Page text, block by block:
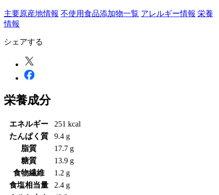
主要原産地情報 不使用食品添加物一覧 アレルギー情報 栄養
情報
シェアする
栄養成分
エネルギー
251 kcal
たんぱく質
9.4 g
脂質
17.7 g
糖質
13.9 g
食物繊維
1.2 g
食塩相当量
2.4 g